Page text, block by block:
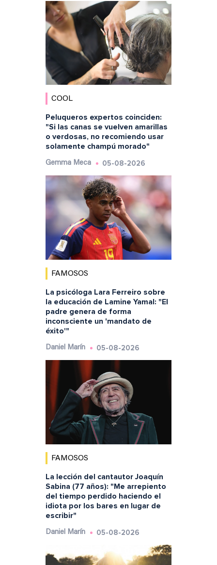
COOL
Peluqueros expertos coinciden:
"Si las canas se vuelven amarillas
o verdosas, no recomiendo usar
solamente champú morado"
Gemma Meca 05-08-2026
FAMOSOS
La psicóloga Lara Ferreiro sobre
la educación de Lamine Yamal: "El
padre genera de forma
inconsciente un 'mandato de
éxito'"
Daniel Marín 05-08-2026
FAMOSOS
La lección del cantautor Joaquín
Sabina (77 años): "Me arrepiento
del tiempo perdido haciendo el
idiota por los bares en lugar de
escribir"
Daniel Marín 05-08-2026